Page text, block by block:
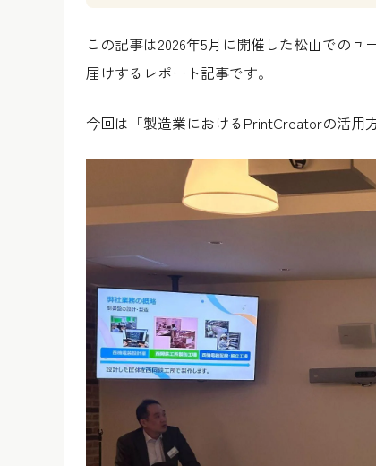
この記事は2026年5月に開催した松山での
届けするレポート記事です。
今回は「製造業におけるPrintCreatorの活用